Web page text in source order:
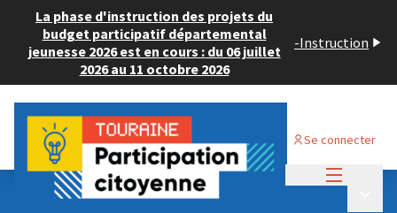
La phase d'instruction des projets du
budget participatif départemental
jeunesse 2026 est en cours : du 06 juillet
2026 au 11 octobre 2026
-Instruction
Se connecter
Budget Participatif JEUNESSE 2024
💡 Consulter les projets déposés